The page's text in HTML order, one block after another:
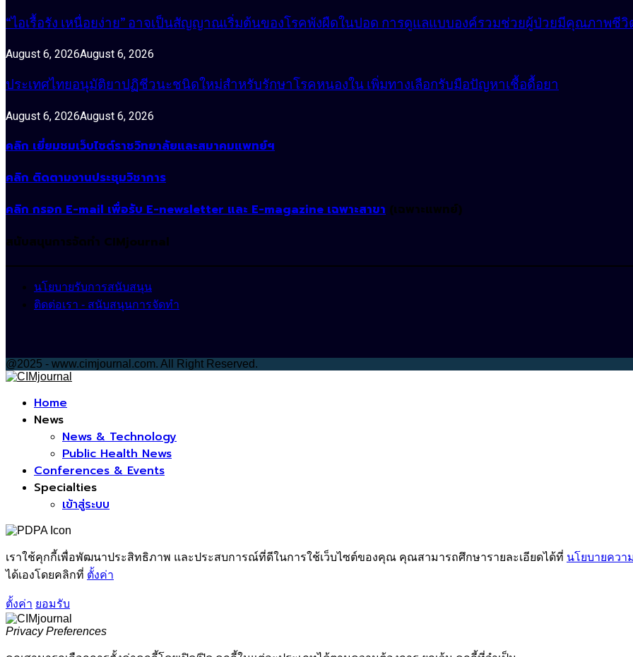
“ไอเรื้อรัง เหนื่อยง่าย” อาจเป็นสัญญาณเริ่มต้นของโรคพังผืดในปอด การดูแลแบบองค์รวมช่วยผู้ป่วยมีคุณภาพชี
August 6, 2026August 6, 2026
ประเทศไทยอนุมัติยาปฏิชีวนะชนิดใหม่สำหรับรักษาโรคหนองใน เพิ่มทางเลือกรับมือปัญหาเชื้อดื้อยา
August 6, 2026August 6, 2026
คลิก เยี่ยมชมเว็บไซต์ราชวิทยาลัยและสมาคมแพทย์ฯ
คลิก ติดตามงานประชุมวิชาการ
คลิก กรอก E-mail เพื่อรับ E-newsletter และ E-magazine เฉพาะสาขา (เฉพาะแพทย์)
สนับสนุนการจัดทำ CIMjournal
นโยบายรับการสนับสนุน
ติดต่อเรา - สนับสนุนการจัดทำ
@2025 - www.cimjournal.com. All Right Reserved.
Home
News
News & Technology
Public Health News
Conferences & Events
Specialties
เข้าสู่ระบบ
เราใช้คุกกี้เพื่อพัฒนาประสิทธิภาพ และประสบการณ์ที่ดีในการใช้เว็บไซต์ของคุณ คุณสามารถศึกษารายละเอียดได้ที่ นโยบายควา
ได้เองโดยคลิกที่ ตั้งค่า
ตั้งค่า ยอมรับ
Privacy Preferences